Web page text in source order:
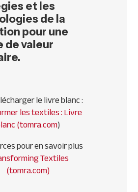
et les
de la
pour une
de valeur
le livre blanc :
les textiles : Livre
(tomra.com)
pour en savoir plus
Textiles
(tomra.com)